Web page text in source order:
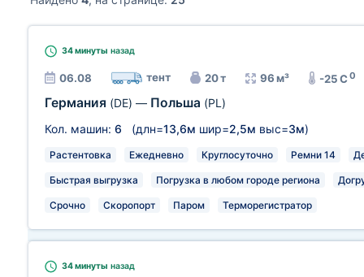
34 минуты назад
06.08 тент 20 т 96 м³ -25 C0
Германия (DE) — Польша (PL)
Кол. машин: 6 (длн=13,6м шир=2,5м выс=3м)
Растентовка Ежедневно Круглосуточно Ремни 14
Быстрая выгрузка Погрузка в любом городе региона
Срочно Скоропорт Паром Терморегистратор
34 минуты назад